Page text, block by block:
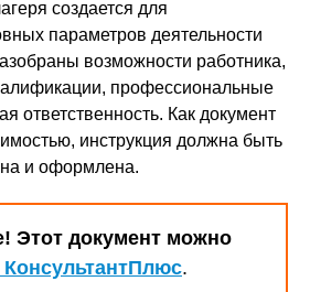
создается для
параметров деятельности
возможности работника,
профессиональные
ответственность. Как документ
инструкция должна быть
и оформлена.
Этот документ можно
КонсультантПлюс.